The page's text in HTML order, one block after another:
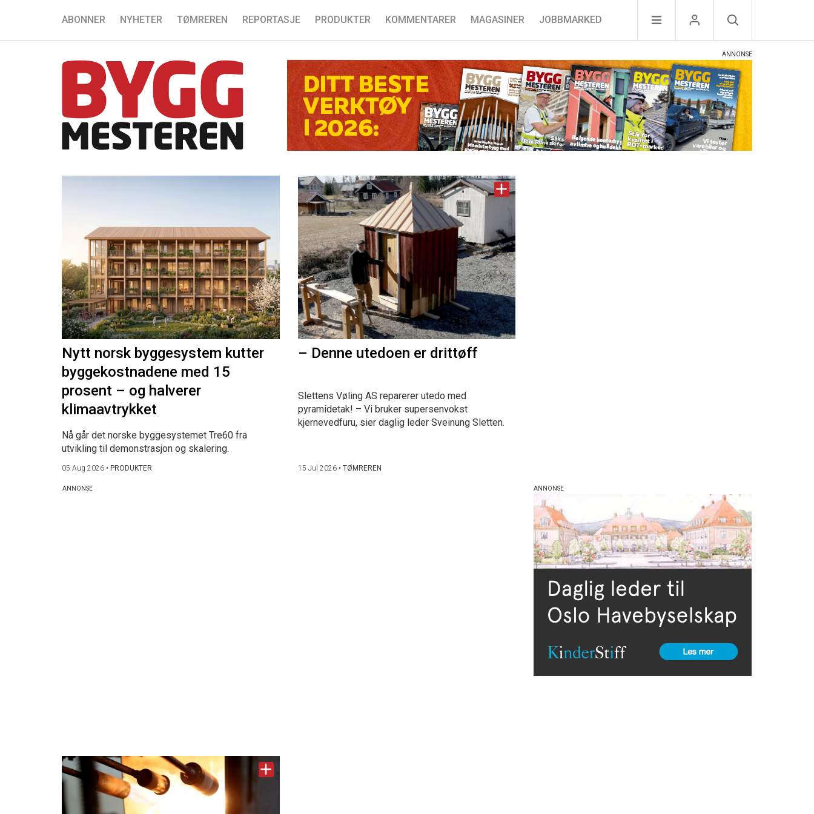
ABONNER NYHETER TØMREREN REPORTASJE PRODUKTER KOMMENTARER MAGASINER JOBBMARKED
Nytt norsk byggesystem kutter
byggekostnadene med 15
prosent – og halverer
klimaavtrykket
Nå går det norske byggesystemet Tre60 fra
utvikling til demonstrasjon og skalering.
05 Aug 2026 • PRODUKTER
– Denne utedoen er drittøff
Slettens Vøling AS reparerer utedo med
pyramidetak! – Vi bruker supersenvokst
kjernevedfuru, sier daglig leder Sveinung Sletten.
15 Jul 2026• TØMREREN